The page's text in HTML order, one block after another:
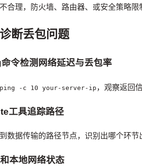
合理，防火墙、路由器、或安全策略限
断丢包问题
令检测网络延迟与丢包率
ping -c 10 your-server-ip ，观察返回
工具追踪路径
数据传输的路径节点，识别出哪个环节
本地网络状态